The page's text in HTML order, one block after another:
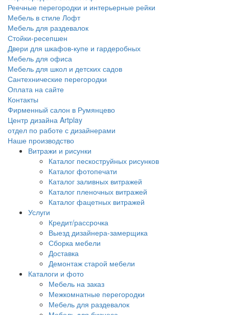
Реечные перегородки и интерьерные рейки
Мебель в стиле Лофт
Мебель для раздевалок
Стойки-ресепшен
Двери для шкафов-купе и гардеробных
Мебель для офиса
Мебель для школ и детских садов
Сантехнические перегородки
Оплата на сайте
Контакты
Фирменный салон в Румянцево
Центр дизайна Artplay
отдел по работе с дизайнерами
Наше производство
Витражи и рисунки
Каталог пескоструйных рисунков
Каталог фотопечати
Каталог заливных витражей
Каталог пленочных витражей
Каталог фацетных витражей
Услуги
Кредит/рассрочка
Выезд дизайнера-замерщика
Сборка мебели
Доставка
Демонтаж старой мебели
Каталоги и фото
Мебель на заказ
Межкомнатные перегородки
Мебель для раздевалок